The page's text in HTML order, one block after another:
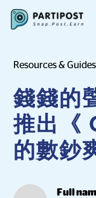
Resources & Guides
錢錢的
推出《
的數鈔
Full